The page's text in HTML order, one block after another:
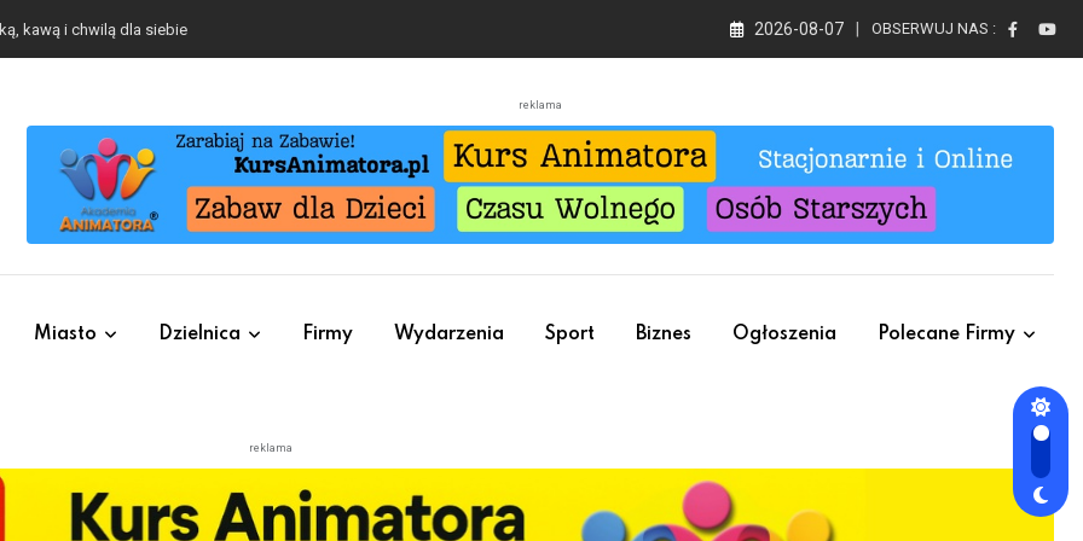
kawą i chwilą dla siebie 2026-08-07 OBSERWUJ NAS :
reklama
Miasto Dzielnica Firmy Wydarzenia Sport Biznes Ogłoszenia Polecane Firmy
reklama